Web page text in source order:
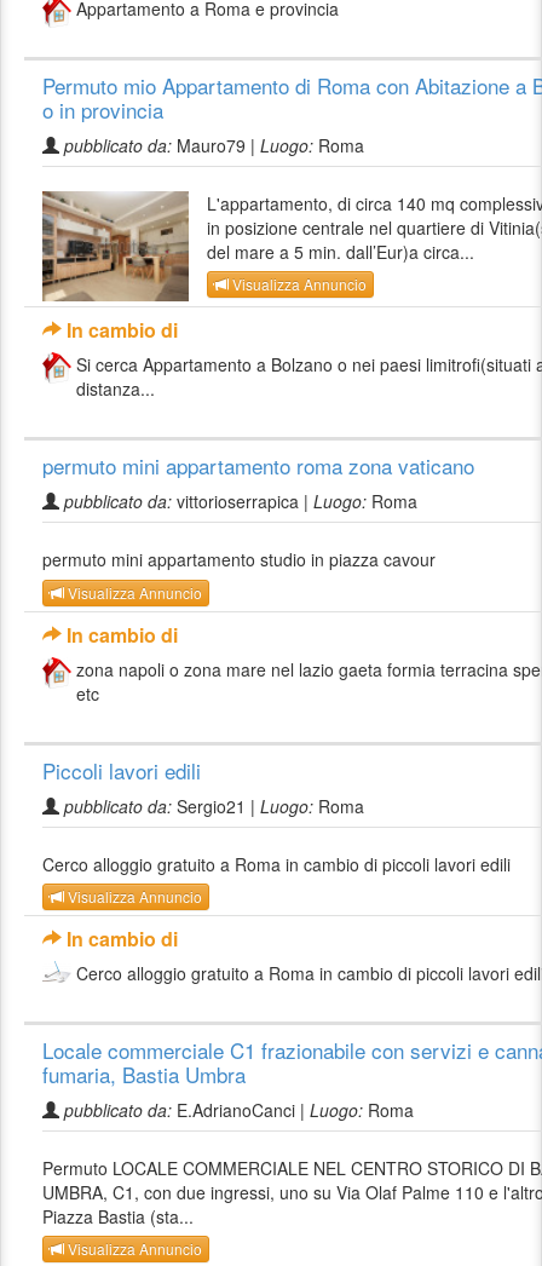
Appartamento a Roma e provincia
Permuto mio Appartamento di Roma con Abitazione a
o in provincia
pubblicato da: Mauro79 | Luogo: Roma
L'appartamento, di circa 140 mq
in posizione centrale nel quartiere di
del mare a 5 min. dall’Eur)a circa...
Visualizza Annuncio
In cambio di
Si cerca Appartamento a Bolzano o nei paesi limitrofi(situati
distanza...
permuto mini appartamento roma zona vaticano
pubblicato da: vittorioserrapica | Luogo: Roma
permuto mini appartamento studio in piazza cavour
Visualizza Annuncio
In cambio di
zona napoli o zona mare nel lazio gaeta formia terracina
etc
Piccoli lavori edili
pubblicato da: Sergio21 | Luogo: Roma
Cerco alloggio gratuito a Roma in cambio di piccoli lavori edili
Visualizza Annuncio
In cambio di
Cerco alloggio gratuito a Roma in cambio di piccoli lavori
Locale commerciale C1 frazionabile con servizi e
fumaria, Bastia Umbra
pubblicato da: E.AdrianoCanci | Luogo: Roma
Permuto LOCALE COMMERCIALE NEL CENTRO STORICO DI
UMBRA, C1, con due ingressi, uno su Via Olaf Palme 110 e
Piazza Bastia (sta...
Visualizza Annuncio